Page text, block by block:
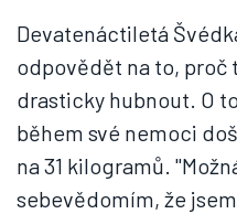
Devatenáctiletá
odpovědět na to, proč
drasticky hubnout. O
během své nemoci
na 31 kilogramů.
sebevědomím, že